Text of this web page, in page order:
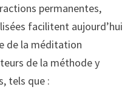
permanentes,
facilitent aujourd’hui
de la méditation
de la méthode y
tels que :